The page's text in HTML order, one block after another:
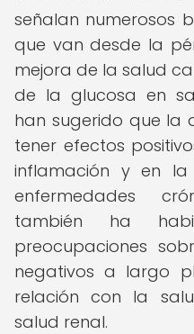
señalan numerosos
que van desde la
mejora de la salud
de la glucosa en
han sugerido que la
tener efectos
inflamación y en la
enfermedades
también ha
preocupaciones
negativos a largo
relación con la
salud renal.